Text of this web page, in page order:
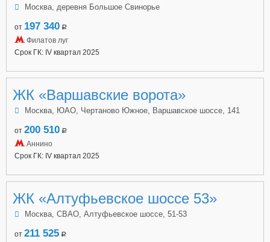
Москва, деревня Большое Свинорье
от 197 340 a
Филатов луг
Срок ГК: IV квартал 2025
ЖК «Варшавские ворота»
Москва, ЮАО, Чертаново Южное, Варшавское шоссе, 141
от 200 510 a
Аннино
Срок ГК: IV квартал 2025
ЖК «Алтуфьевское шоссе 53»
Москва, СВАО, Алтуфьевское шоссе, 51-53
от 211 525 a